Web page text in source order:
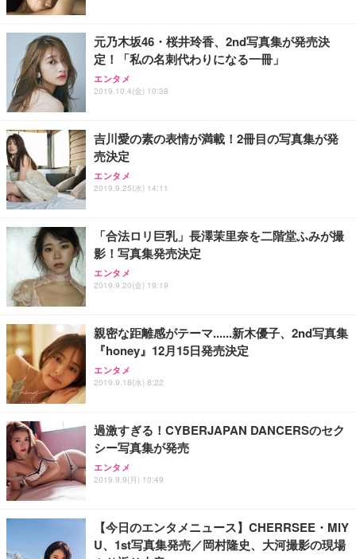
元乃木坂46・桜井玲香、2nd写真集が発売決
定！「私の名刺代わりになる一冊」
エンタメ
2019.10.4(金) 10:38
吉川愛の素の表情が満載！2冊目の写真集が発
売決定
エンタメ
2019.9.25(水) 14:11
「合法ロリ巨乳」長澤茉里奈を二階堂ふみが撮
影！写真集発売決定
エンタメ
2019.9.20(金) 19:19
親密な距離感がテーマ......新木優子、2nd写真集
『honey』12月15日発売決定
エンタメ
2019.9.18(水) 8:22
過激すぎる！CYBERJAPAN DANCERSのセク
シー写真集が発売
エンタメ
2019.9.9(月) 10:49
【今日のエンタメニュース】CHERRSEE・MIY
U、1st写真集発売／岡村隆史、大河撮影の現場